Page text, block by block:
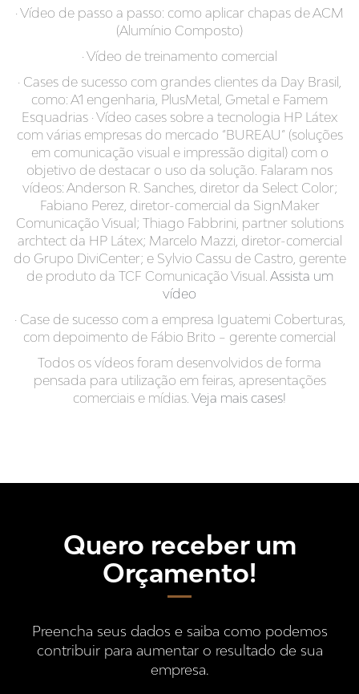
· Vídeo de passo a passo: como aplicar chapas de ACM
(Alumínio Composto)
· Vídeo de treinamento comercial
· Cases de sucesso com grandes clientes da Day Brasil,
como: A1 engenharia, PlusMetal, Gmetal e Famem
Esquadrias · Vídeo cases sobre a tecnologia HP Látex
com várias empresas do mercado “BUREAU” (soluções
em comunicação visual e impressão digital) com o
objetivo de destacar o uso da solução. Falaram nos
vídeos: Anderson R. Sanches, diretor da Select Color;
Fabiano Perez, diretor-comercial da SignMaker
Comunicação Visual; Thiago Fabbrini, partner solutions
archtect da HP Látex; Marcelo Mazzi, diretor-comercial
do Grupo DiviCenter; e Sylvio Cassu de Castro, gerente
de produto da TCF Comunicação Visual. Assista um
vídeo
· Case de sucesso com a empresa Iguatemi Coberturas,
com depoimento de Fábio Brito – gerente comercial
Todos os vídeos foram desenvolvidos de forma
pensada para utilização em feiras, apresentações
comerciais e mídias. Veja mais cases!
Quero receber um
Orçamento!
Preencha seus dados e saiba como podemos
contribuir para aumentar o resultado de sua
empresa.